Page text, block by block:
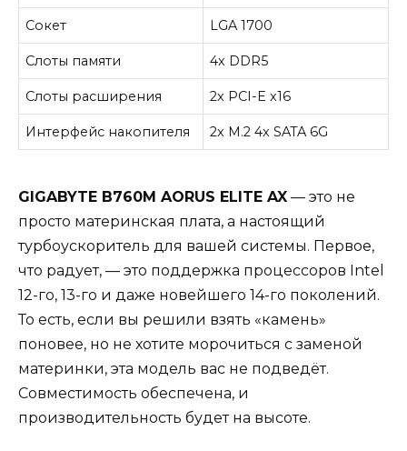
Сокет LGA 1700
Слоты памяти 4x DDR5
Слоты расширения 2x PCI-E x16
Интерфейс накопителя 2x M.2 4x SATA 6G
GIGABYTE B760M AORUS ELITE AX — это не
просто материнская плата, а настоящий
турбоускоритель для вашей системы. Первое,
что радует, — это поддержка процессоров Intel
12-го, 13-го и даже новейшего 14-го поколений.
То есть, если вы решили взять «камень»
поновее, но не хотите морочиться с заменой
материнки, эта модель вас не подведёт.
Совместимость обеспечена, и
производительность будет на высоте.